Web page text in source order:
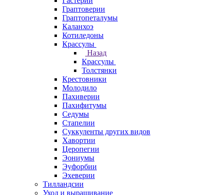
Граптоверии
Граптопеталумы
Каланхоэ
Котиледоны
Крассулы
Назад
Крассулы
Толстянки
Крестовники
Молодило
Пахиверии
Пахифитумы
Седумы
Стапелии
Суккуленты других видов
Хавортии
Церопегии
Эониумы
Эуфорбии
Эхеверии
Тилландсии
Уход и выращивание